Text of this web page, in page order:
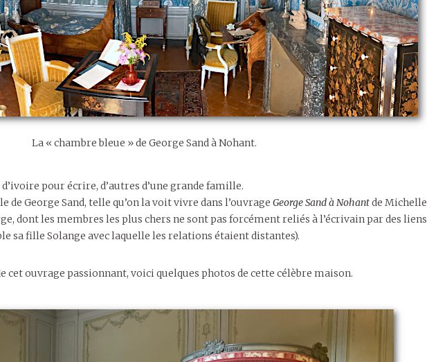
La « chambre bleue » de George Sand à Nohant.
pour écrire, d’autres d’une grande famille.
de George Sand, telle qu’on la voit vivre dans l’ouvrage George Sand à Nohantde Michelle
dont les membres les plus chers ne sont pas forcément reliés à l’écrivain par des liens
sa fille Solange avec laquelle les relations étaient distantes).
cet ouvrage passionnant, voici quelques photos de cette célèbre maison.